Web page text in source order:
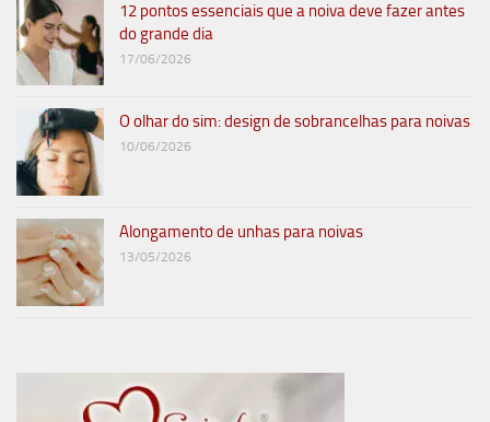
12 pontos essenciais que a noiva deve fazer antes
do grande dia
17/06/2026
O olhar do sim: design de sobrancelhas para noivas
10/06/2026
Alongamento de unhas para noivas
13/05/2026